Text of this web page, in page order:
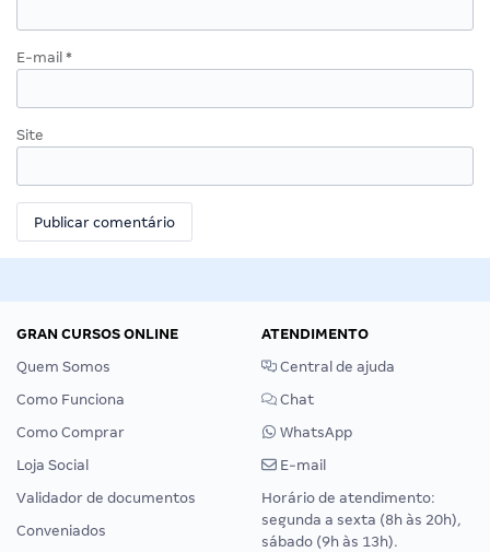
E-mail *
Site
GRAN CURSOS ONLINE
Quem Somos
Como Funciona
Como Comprar
Loja Social
Validador de documentos
Conveniados
ATENDIMENTO
Central de ajuda
Chat
WhatsApp
E-mail
Horário de atendimento:
segunda a sexta (8h às 20h),
sábado (9h às 13h).